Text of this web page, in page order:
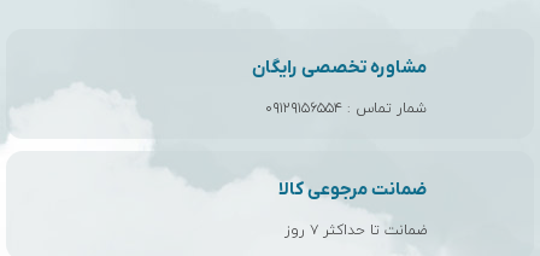
مشاوره تخصصی رایگان
شمار تماس : ۰۹۱۲۹۱۵۶۵۵۴
ضمانت مرجوعی کالا
ضمانت تا حداکثر ۷ روز